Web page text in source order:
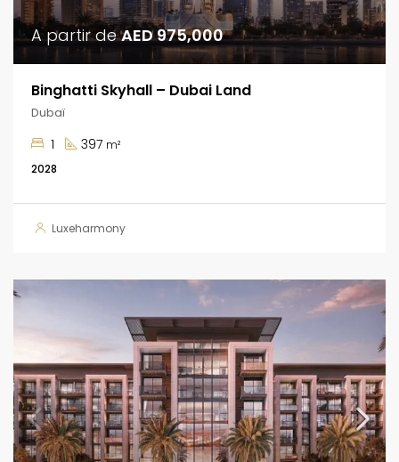
A partir deAED 975,000
Binghatti Skyhall – Dubai Land
Dubaï
1 397 m²
2028
Luxeharmony